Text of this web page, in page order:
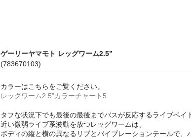
ゲーリーヤマモト レッグワーム2.5”
(783670103)
カラーはこちらをご覧ください。
レッグワーム2.5”カラーチャート5
タフな状況下でも最後の最後までバスが反応するライブベイ
近い微弱ライブ系波動を放つレッグワームは、
ボディの縦と横の異なるリブとバイブレーションテールで、